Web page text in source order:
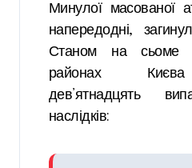
Минулої масованої
напередодні,
Станом на сьоме
районах Києва
дев’ятнадцять
наслідків: